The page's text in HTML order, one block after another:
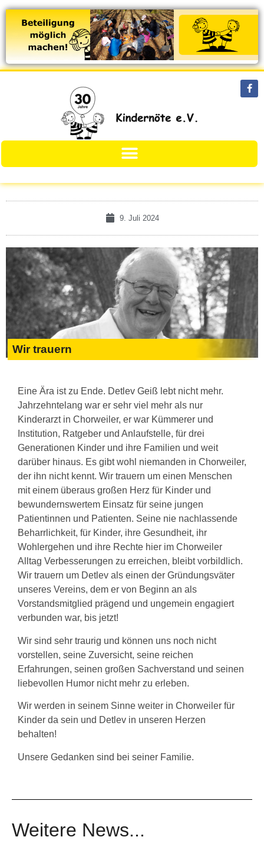
9. Juli 2024
Wir trauern
Eine Ära ist zu Ende. Detlev Geiß lebt nicht mehr.
Jahrzehntelang war er sehr viel mehr als nur
Kinderarzt in Chorweiler, er war Kümmerer und
Institution, Ratgeber und Anlaufstelle, für drei
Generationen Kinder und ihre Familien und weit
darüber hinaus. Es gibt wohl niemanden in Chorweiler,
der ihn nicht kennt. Wir trauern um einen Menschen
mit einem überaus großen Herz für Kinder und
bewundernswertem Einsatz für seine jungen
Patientinnen und Patienten. Seine nie nachlassende
Beharrlichkeit, für Kinder, ihre Gesundheit, ihr
Wohlergehen und ihre Rechte hier im Chorweiler
Alltag Verbesserungen zu erreichen, bleibt vorbildlich.
Wir trauern um Detlev als einen der Gründungsväter
unseres Vereins, dem er von Beginn an als
Vorstandsmitglied prägend und ungemein engagiert
verbunden war, bis jetzt!
Wir sind sehr traurig und können uns noch nicht
vorstellen, seine Zuversicht, seine reichen
Erfahrungen, seinen großen Sachverstand und seinen
liebevollen Humor nicht mehr zu erleben.
Wir werden in seinem Sinne weiter in Chorweiler für
Kinder da sein und Detlev in unseren Herzen
behalten!
Unsere Gedanken sind bei seiner Familie.
Weitere News...